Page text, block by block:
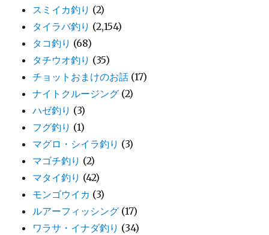
スミイカ釣り (2)
タイラバ釣り (2,154)
タコ釣り (68)
タチウオ釣り (35)
チョットおまけのお話 (17)
ナイトクルージング (2)
ハゼ釣り (3)
フグ釣り (1)
マグロ・シイラ釣り (3)
マゴチ釣り (2)
マタイ釣り (42)
モンゴウイカ (3)
ルアーフィッシング (17)
ワラサ・イナダ釣り (34)